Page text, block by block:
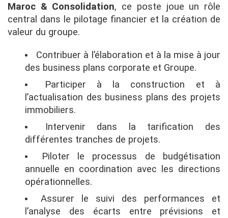
Maroc & Consolidation, ce poste joue un rôle
central dans le pilotage financier et la création de
valeur du groupe.
Contribuer à l’élaboration et à la mise à jour
des business plans corporate et Groupe.
Participer à la construction et à
l’actualisation des business plans des projets
immobiliers.
Intervenir dans la tarification des
différentes tranches de projets.
Piloter le processus de budgétisation
annuelle en coordination avec les directions
opérationnelles.
Assurer le suivi des performances et
l’analyse des écarts entre prévisions et